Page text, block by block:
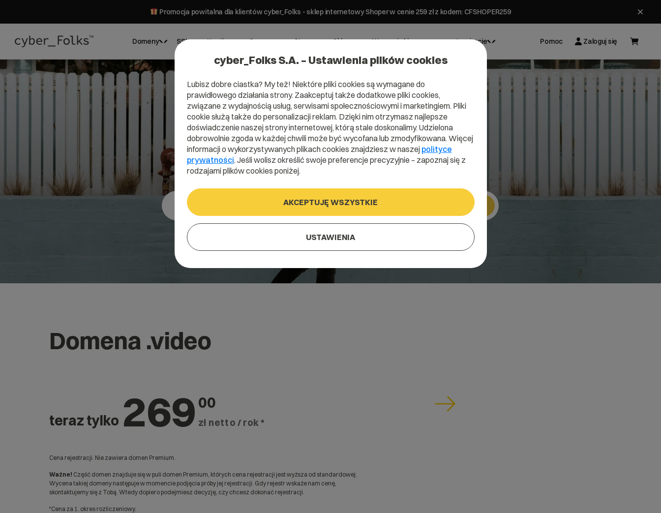
Promocja powitalna dla klientów cyber_Folks - sklep internetowy Shoper w cenie 259 zł z kodem: CFSHOPER259
Domeny SSL Hosting Serwery Strony Sklepy Wsparcie biznesowe Inspiracje Pomoc Zaloguj się
Domena .video
Publiczność już czeka
Domena .video
teraz tylko 269 00
zł netto / rok *
Cena rejestracji. Nie zawiera domen Premium.
Ważne! Część domen znajduje się w puli domen Premium, których cena rejestracji jest wyższa od standardowej.
Wycena takiej domeny następuje w momencie podjęcia próby jej rejestracji. Gdy rejestr wskaże nam cenę,
skontaktujemy się z Tobą. Wtedy dopiero podejmiesz decyzję, czy chcesz dokonać rejestracji.
*Cena za 1. okres rozliczeniowy.
cyber_Folks S.A. – Ustawienia plików cookies
Lubisz dobre ciastka? My też! Niektóre pliki cookies są wymagane do
prawidłowego działania strony. Zaakceptuj także dodatkowe pliki cookies,
związane z wydajnością usług, serwisami społecznościowymi i marketingiem. Pliki
cookie służą także do personalizacji reklam. Dzięki nim otrzymasz najlepsze
doświadczenie naszej strony internetowej, którą stale doskonalimy. Udzielona
dobrowolnie zgoda w każdej chwili może być wycofana lub zmodyfikowana. Więcej
informacji o wykorzystywanych plikach cookies znajdziesz w naszej polityce
prywatności. Jeśli wolisz określić swoje preferencje precyzyjnie – zapoznaj się z
rodzajami plików cookies poniżej.
AKCEPTUJĘ WSZYSTKIE
USTAWIENIA